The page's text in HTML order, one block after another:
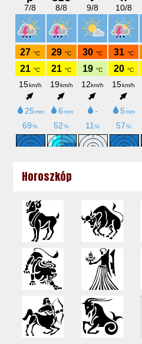
Horoszkóp